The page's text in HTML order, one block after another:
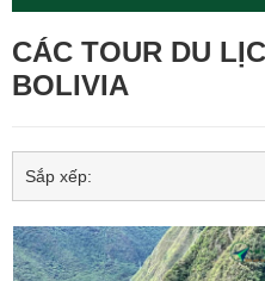
CÁC TOUR DU
BOLIVIA
Sắp xếp: